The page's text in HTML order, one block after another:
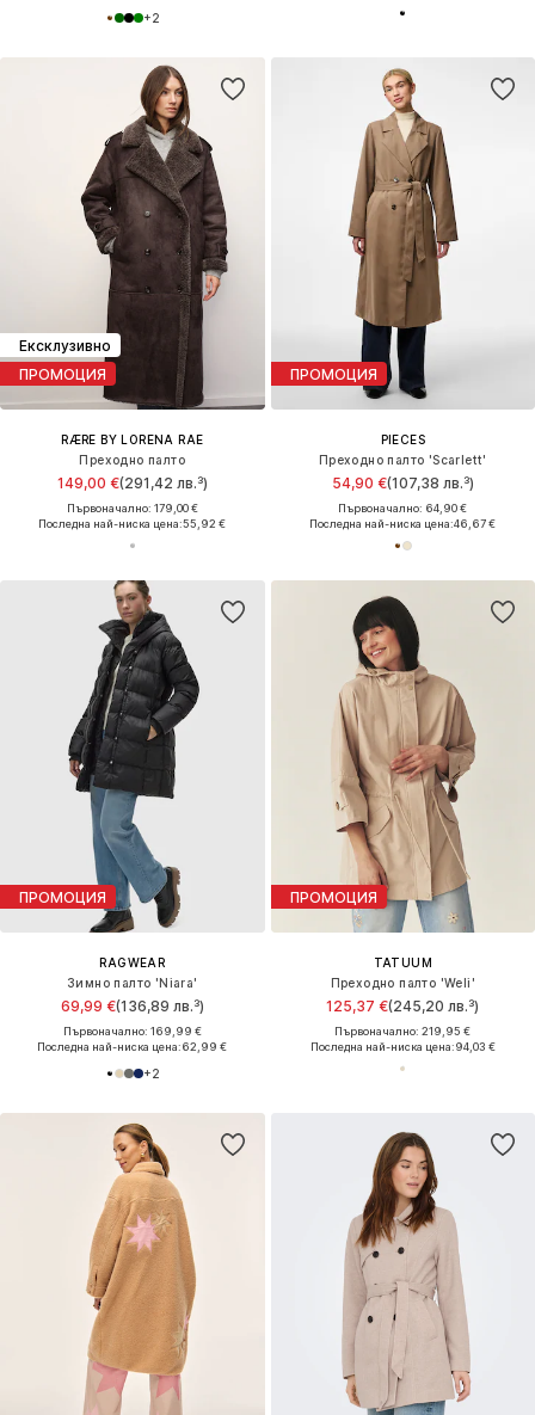
+2
Ексклузивно
ПРОМОЦИЯ
RÆRE BY LORENA RAE
Преходно палто
149,00 €(291,42 лв.³)
Първоначално: 179,00 €
Последна най-ниска цена:55,92 €
ПРОМОЦИЯ
PIECES
Преходно палто 'Scarlett'
54,90 €(107,38 лв.³)
Първоначално: 64,90 €
Последна най-ниска цена:46,67 €
ПРОМОЦИЯ
RAGWEAR
Зимно палто 'Niara'
69,99 €(136,89 лв.³)
Първоначално: 169,99 €
Последна най-ниска цена:62,99 €
+2
ПРОМОЦИЯ
TATUUM
Преходно палто 'Weli'
125,37 €(245,20 лв.³)
Първоначално: 219,95 €
Последна най-ниска цена:94,03 €